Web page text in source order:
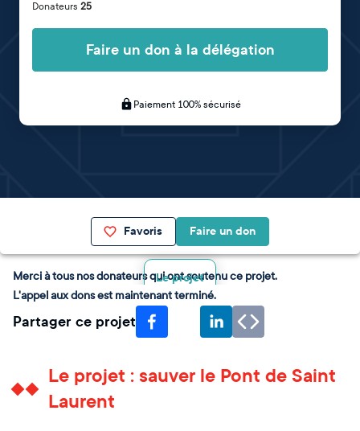
Donateurs 25
Faire un don à la délégation
Paiement 100% sécurisé
Favoris Faire un don
Le projet
Merci à tous nos donateurs qui ont soutenu ce projet.
L'appel aux dons est maintenant terminé.
Partager ce projet
Le projet : sauver le Pont de Saint
Laurent